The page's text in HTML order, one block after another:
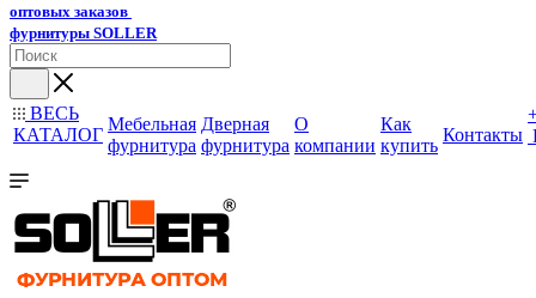
оптовых заказов
фурнитуры SOLLER
ВЕСЬ
КАТАЛОГ
Мебельная
фурнитура
Дверная
фурнитура
О
компании
Как
купить
Контакты